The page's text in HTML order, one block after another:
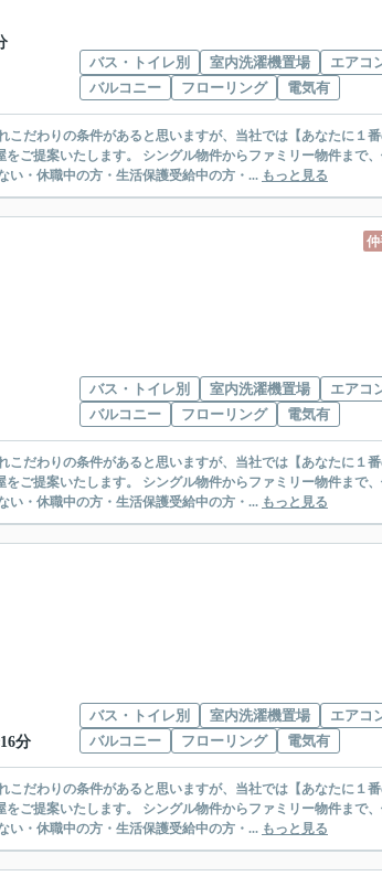
バス・トイレ別 室内洗濯機置場
エアコ
バルコニー
フローリング 電気有
らファミリー物件まで、他には
ない・緊急連絡先がいない・休職中の方・生活保護受給中の方・... もっと見る
バス・トイレ別 室内洗濯機置場
エアコ
バルコニー
フローリング 電気有
らファミリー物件まで、他には
ない・緊急連絡先がいない・休職中の方・生活保護受給中の方・... もっと見る
分
バス・トイレ別 室内洗濯機置場
エアコ
バルコニー
フローリング 電気有
らファミリー物件まで、他には
ない・緊急連絡先がいない・休職中の方・生活保護受給中の方・... もっと見る